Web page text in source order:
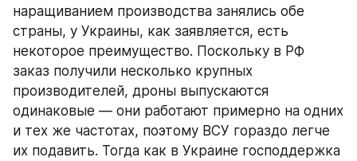
наращиванием производства занялись обе
страны, у Украины, как заявляется, есть
некоторое преимущество. Поскольку в РФ
заказ получили несколько крупных
производителей, дроны выпускаются
одинаковые — они работают примерно на одних
и тех же частотах, поэтому ВСУ гораздо легче
их подавить. Тогда как в Украине господдержка